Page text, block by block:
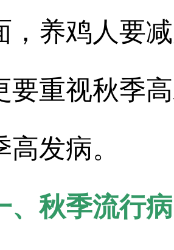
，养鸡人要
要重视秋季
发病。
、秋季流行